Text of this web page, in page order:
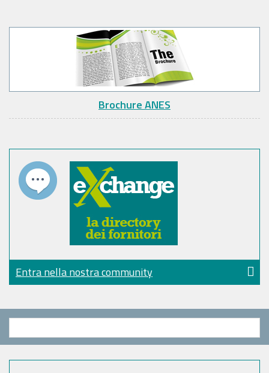
Brochure ANES
Entra nella nostra community